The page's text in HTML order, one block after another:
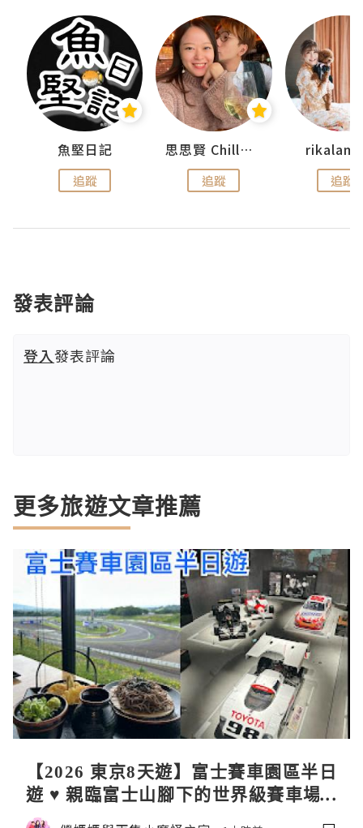
魚堅日記
追蹤
思思賢 ChillMyBabe
追蹤 追蹤
發表評論
登入發表評論
更多旅遊文章推薦
【2026 東京8天遊】富士賽車園區半日
遊 ♥ 親臨富士山腳下的世界級賽車場 F
uji SpeedWay。參觀富士賽車博物